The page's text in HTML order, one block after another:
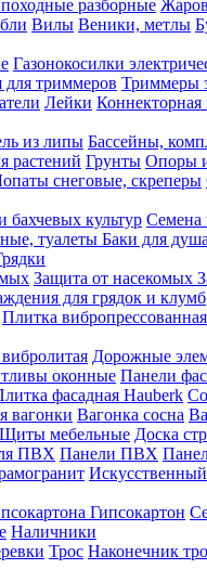
разборные
Вилы Веники, метлы
Газонокосилки
для триммеров Триммеры
Лейки Коннекторная
из липы Бассейны,
растений Грунты Опоры и
снеговые, скреперы
культур Семена
туалеты Баки для
Защита от насекомых
для грядок и клумб
Плитка вибропрессованная
Дорожные
оконные Панели
фасадная Hauberk
вагонки Вагонка сосна
Щиты мебельные Доска
ПВХ Панели ПВХ
Гипсокартон
Наличники
Трос Наконечник